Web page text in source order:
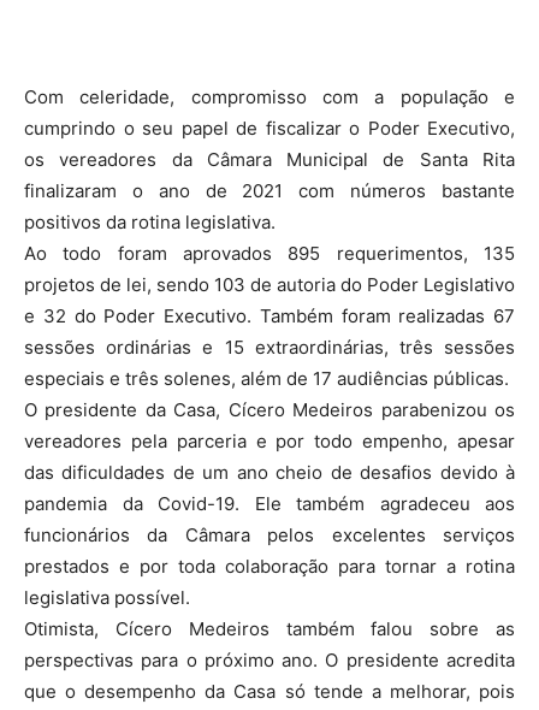
Com celeridade, compromisso com a população e
cumprindo o seu papel de fiscalizar o Poder Executivo,
os vereadores da Câmara Municipal de Santa Rita
finalizaram o ano de 2021 com números bastante
positivos da rotina legislativa.
Ao todo foram aprovados 895 requerimentos, 135
projetos de lei, sendo 103 de autoria do Poder Legislativo
e 32 do Poder Executivo. Também foram realizadas 67
sessões ordinárias e 15 extraordinárias, três sessões
especiais e três solenes, além de 17 audiências públicas.
O presidente da Casa, Cícero Medeiros parabenizou os
vereadores pela parceria e por todo empenho, apesar
das dificuldades de um ano cheio de desafios devido à
pandemia da Covid-19. Ele também agradeceu aos
funcionários da Câmara pelos excelentes serviços
prestados e por toda colaboração para tornar a rotina
legislativa possível.
Otimista, Cícero Medeiros também falou sobre as
perspectivas para o próximo ano. O presidente acredita
que o desempenho da Casa só tende a melhorar, pois